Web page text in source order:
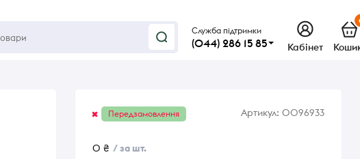
Служба підтримки
(044) 286 15 85 Кабінет
Передзамовлення Артикул: 0096933
0 ₴ / за шт.